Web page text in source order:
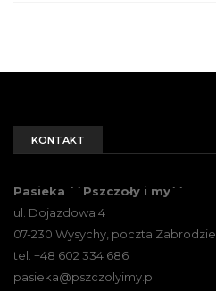
KONTAKT
Pasieka ``Pszczoły i my``
ul. Dojazdowa 4
07-230 Wysychy, poczta Zabrodzie
tel. +48 602 334 686
pasieka@pszczolyimy.pl